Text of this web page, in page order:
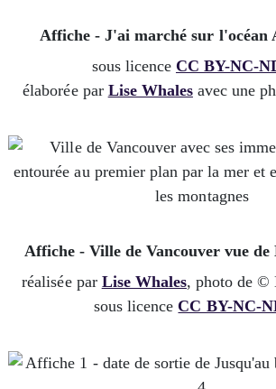
Affiche - J'ai marché sur l'océan
sous licence CC BY-NC-
élaborée par Lise Whalesavec une
Affiche - Ville de Vancouver vue de
réalisée par Lise Whales, photo de ©
sous licence CC BY-NC-